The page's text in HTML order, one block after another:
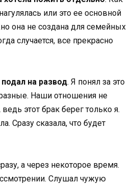
или это ее основной
она не создана для семейных
случается, все прекрасно
на развод. Я понял за это
Наши отношения не
этот брак берег только я.
Сразу сказала, что будет
а через некоторое время.
Слушал чужую